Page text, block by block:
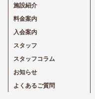
施設紹介
料金案内
入会案内
スタッフ
スタッフコラム
お知らせ
よくあるご質問